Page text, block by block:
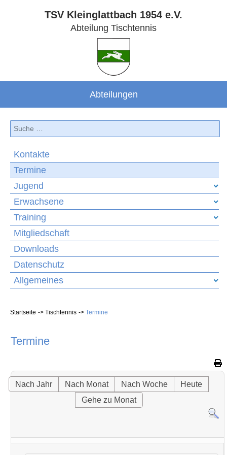
TSV Kleinglattbach 1954 e.V.
Abteilung Tischtennis
Abteilungen
Suchen
Kontakte
Termine
Jugend
Erwachsene
Training
Mitgliedschaft
Downloads
Datenschutz
Allgemeines
Startseite Tischtennis Termine
Termine
Nach Jahr Nach Monat Nach Woche
Heute
Gehe zu Monat